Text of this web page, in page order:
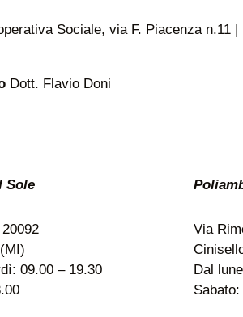
Sociale, via F. Piacenza n.11 |
Dott. Flavio Doni
Sole
09.00 – 19.30
Via
Dal